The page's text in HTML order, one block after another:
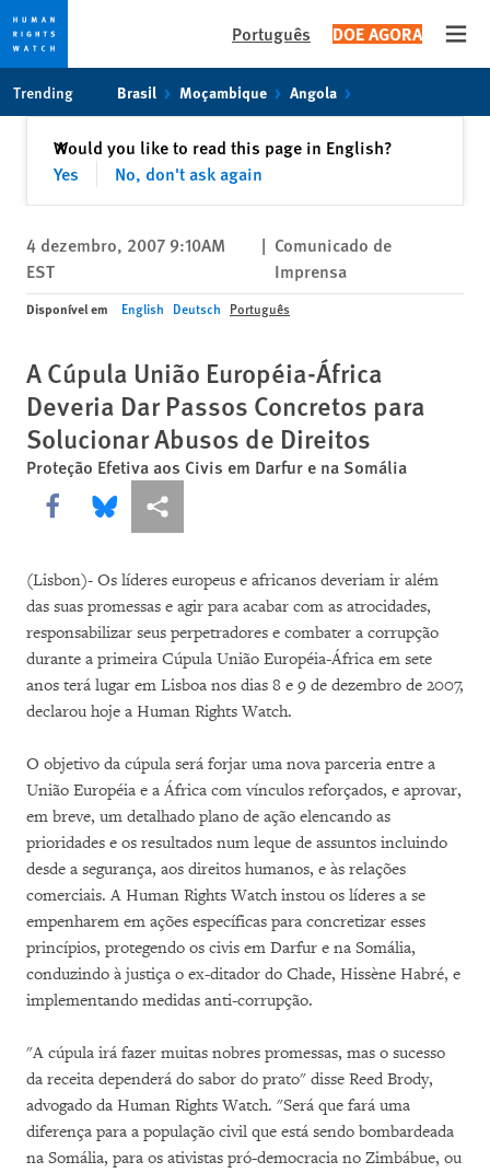
content
Português DOE AGORA
Trending Brasil Moçambique Angola
Would you like to read this page in English?
Yes
No, don't ask again
✕Fechar
4 dezembro, 2007 9:10AM
EST
| Comunicado de
Imprensa
Disponível em English Deutsch Português
A Cúpula União Européia-África
Deveria Dar Passos Concretos para
Solucionar Abusos de Direitos
Proteção Efetiva aos Civis em Darfur e na Somália
Share this via Facebook
Share this via Bluesky
Share this via Compartilhar
(Lisbon)- Os líderes europeus e africanos deveriam ir além
das suas promessas e agir para acabar com as atrocidades,
responsabilizar seus perpetradores e combater a corrupção
durante a primeira Cúpula União Européia-África em sete
anos terá lugar em Lisboa nos dias 8 e 9 de dezembro de 2007,
declarou hoje a Human Rights Watch.
O objetivo da cúpula será forjar uma nova parceria entre a
União Européia e a África com vínculos reforçados, e aprovar,
em breve, um detalhado plano de ação elencando as
prioridades e os resultados num leque de assuntos incluindo
desde a segurança, aos direitos humanos, e às relações
comerciais. A Human Rights Watch instou os líderes a se
empenharem em ações específicas para concretizar esses
princípios, protegendo os civis em Darfur e na Somália,
conduzindo à justiça o ex-ditador do Chade, Hissène Habré, e
implementando medidas anti-corrupção.
"A cúpula irá fazer muitas nobres promessas, mas o sucesso
da receita dependerá do sabor do prato" disse Reed Brody,
advogado da Human Rights Watch. "Será que fará uma
diferença para a população civil que está sendo bombardeada
na Somália, para os ativistas pró-democracia no Zimbábue, ou